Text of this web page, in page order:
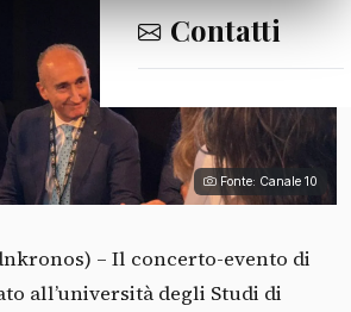
Contatti
Fonte: Canale 10
– Il concerto-evento di
all’università degli Studi di